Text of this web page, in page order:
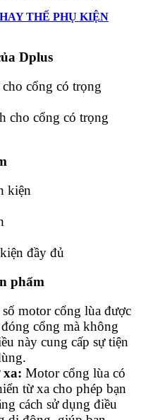
THẾ PHỤ KIỆN
Dplus
cổng có trọng
cho cổng có trọng
kiện
đầy đủ
phẩm
motor cổng lùa được
cổng mà không
này cung cấp sự tiện
xa: Motor cổng lùa có
từ xa cho phép bạn
cách sử dụng điều